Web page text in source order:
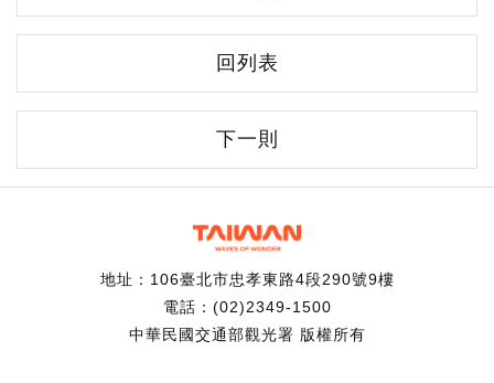
回列表
下一則
地址：106臺北市忠孝東路4段290號9樓
電話：(02)2349-1500
中華民國交通部觀光署 版權所有